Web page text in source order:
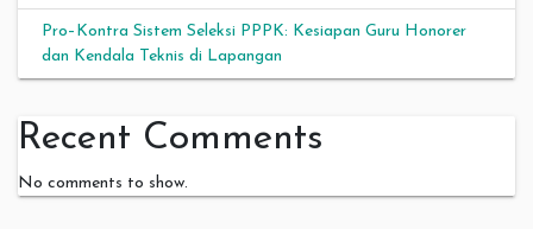
Pro–Kontra Sistem Seleksi PPPK: Kesiapan Guru Honorer
dan Kendala Teknis di Lapangan
Recent Comments
No comments to show.